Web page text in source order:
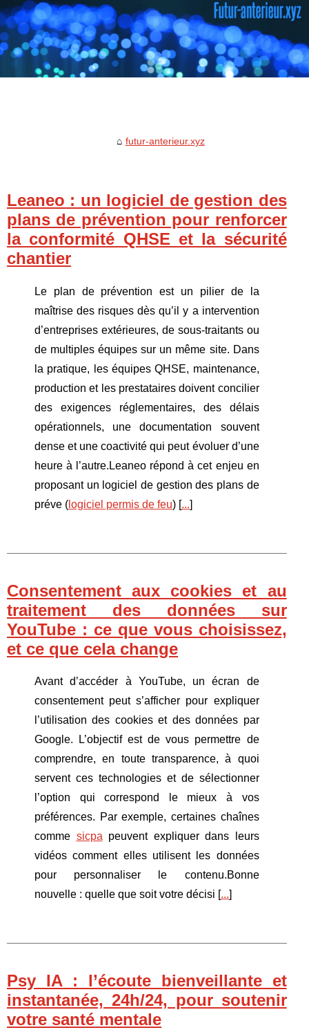
futur-anterieur.xyz
Leaneo : un logiciel de gestion des
plans de prévention pour renforcer
la conformité QHSE et la sécurité
chantier
Le plan de prévention est un pilier de la
maîtrise des risques dès qu’il y a intervention
d’entreprises extérieures, de sous-traitants ou
de multiples équipes sur un même site. Dans
la pratique, les équipes QHSE, maintenance,
production et les prestataires doivent concilier
des exigences réglementaires, des délais
opérationnels, une documentation souvent
dense et une coactivité qui peut évoluer d’une
heure à l’autre.Leaneo répond à cet enjeu en
proposant un logiciel de gestion des plans de
préve ( logiciel permis de feu) [...]
Consentement aux cookies et au
traitement des données sur
YouTube : ce que vous choisissez,
et ce que cela change
Avant d’accéder à YouTube, un écran de
consentement peut s’afficher pour expliquer
l’utilisation des cookies et des données par
Google. L’objectif est de vous permettre de
comprendre, en toute transparence, à quoi
servent ces technologies et de sélectionner
l’option qui correspond le mieux à vos
préférences. Par exemple, certaines chaînes
comme sicpapeuvent expliquer dans leurs
vidéos comment elles utilisent les données
pour personnaliser le contenu.Bonne
nouvelle : quelle que soit votre décisi [...]
Psy IA : l’écoute bienveillante et
instantanée, 24h/24, pour soutenir
votre santé mentale